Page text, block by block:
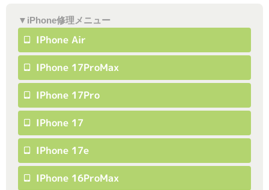
▼iPhone修理メニュー
IPhone Air
IPhone 17ProMax
IPhone 17Pro
IPhone 17
IPhone 17e
IPhone 16ProMax